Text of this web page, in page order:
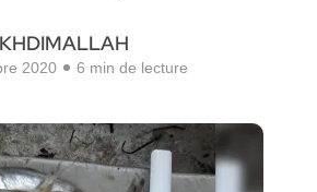
2020 6 min de lecture